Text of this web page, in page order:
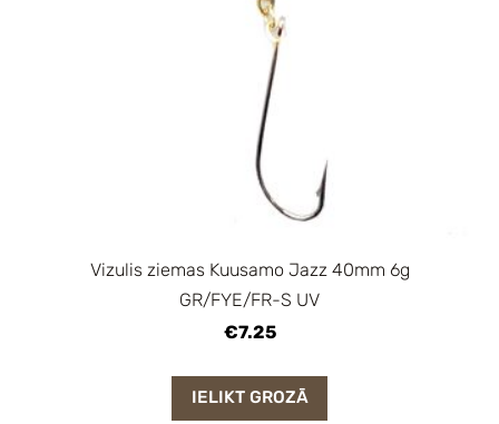
Vizulis ziemas Kuusamo Jazz 40mm 6g
GR/FYE/FR-S UV
€7.25
IELIKT GROZĀ